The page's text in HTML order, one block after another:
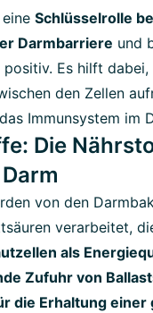
Schlüsselrolle
Darmbarriere und
Es hilft dabei,
den Zellen
Immunsystem im
Die
von den
verarbeitet,
als
Zufuhr von
die Erhaltung einer